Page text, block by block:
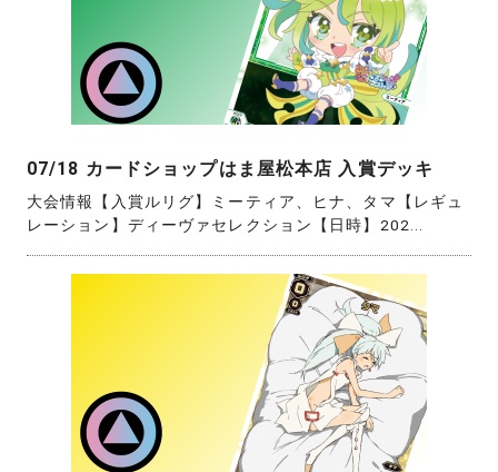
07/18 カードショップはま屋松本店 入賞デッキ
大会情報【入賞ルリグ】ミーティア、ヒナ、タマ【レギュ
レーション】ディーヴァセレクション【日時】202...